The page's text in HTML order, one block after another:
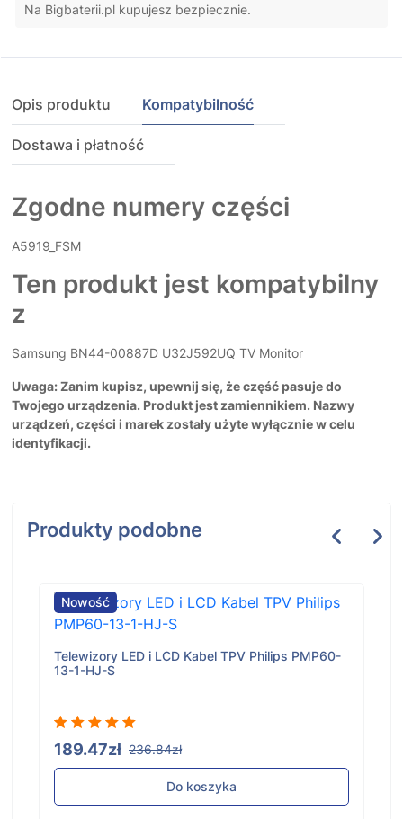
Na Bigbaterii.pl kupujesz bezpiecznie.
Opis produktu Kompatybilność
Dostawa i płatność
Zgodne numery części
A5919_FSM
Ten produkt jest kompatybilny
z
Samsung BN44-00887D U32J592UQ TV Monitor
Uwaga: Zanim kupisz, upewnij się, że część pasuje do
Twojego urządzenia. Produkt jest zamiennikiem. Nazwy
urządzeń, części i marek zostały użyte wyłącznie w celu
identyfikacji.
Produkty podobne
Nowość
Telewizory LED i LCD Kabel TPV Philips PMP60-
13-1-HJ-S
189.47zł 236.84zł
Do koszyka